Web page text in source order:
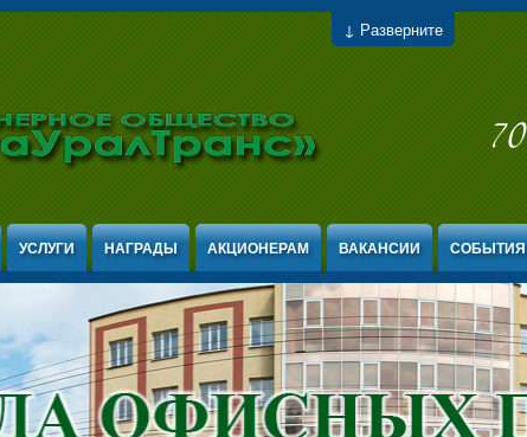
↓ Разверните
УСЛУГИ НАГРАДЫ АКЦИОНЕРАМ ВАКАНСИИ СОБЫТИЯ